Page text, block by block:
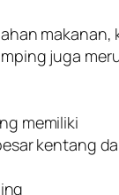
juga
memiliki
kentang